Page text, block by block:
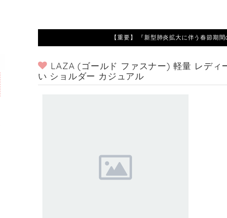
【重要】 『新型肺炎拡大に伴う春節期
LAZA (ゴールド ファスナー) 軽量 レディ
い ショルダー カジュアル